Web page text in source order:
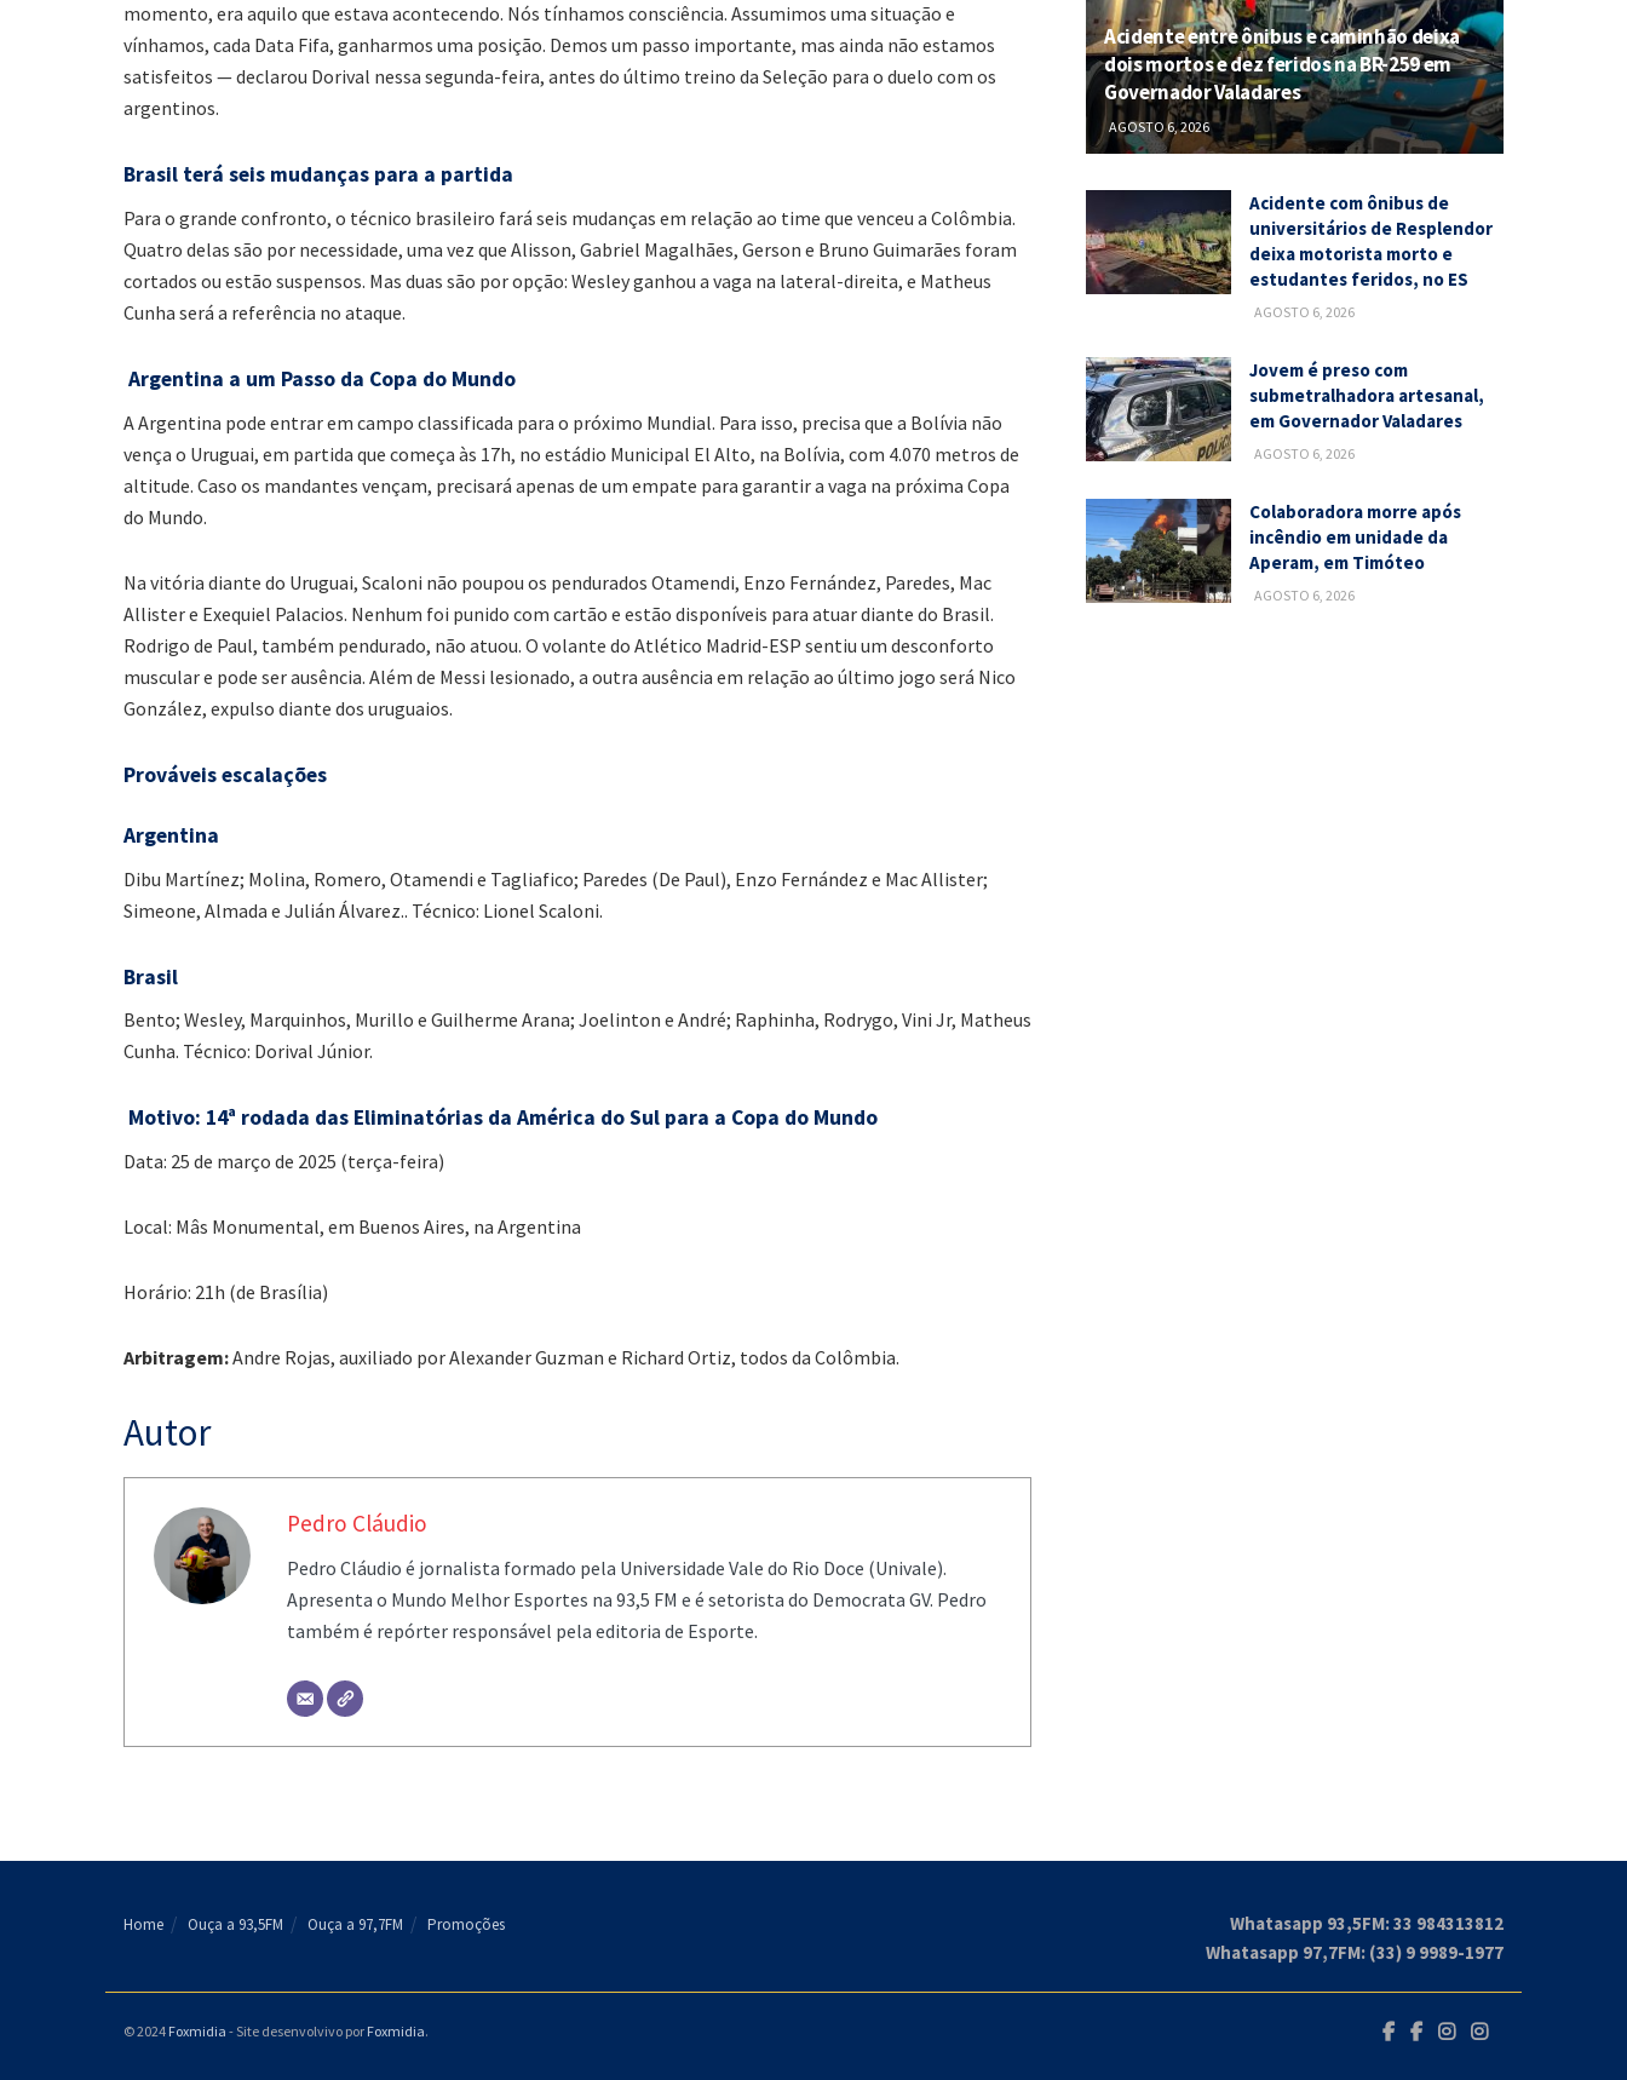
momento, era aquilo que estava acontecendo. Nós tínhamos consciência. Assumimos uma situação e
vínhamos, cada Data Fifa, ganharmos uma posição. Demos um passo importante, mas ainda não estamos
satisfeitos — declarou Dorival nessa segunda-feira, antes do último treino da Seleção para o duelo com os
argentinos.
Brasil terá seis mudanças para a partida
Para o grande confronto, o técnico brasileiro fará seis mudanças em relação ao time que venceu a Colômbia.
Quatro delas são por necessidade, uma vez que Alisson, Gabriel Magalhães, Gerson e Bruno Guimarães foram
cortados ou estão suspensos. Mas duas são por opção: Wesley ganhou a vaga na lateral-direita, e Matheus
Cunha será a referência no ataque.
Argentina a um Passo da Copa do Mundo
A Argentina pode entrar em campo classificada para o próximo Mundial. Para isso, precisa que a Bolívia não
vença o Uruguai, em partida que começa às 17h, no estádio Municipal El Alto, na Bolívia, com 4.070 metros de
altitude. Caso os mandantes vençam, precisará apenas de um empate para garantir a vaga na próxima Copa
do Mundo.
Na vitória diante do Uruguai, Scaloni não poupou os pendurados Otamendi, Enzo Fernández, Paredes, Mac
Allister e Exequiel Palacios. Nenhum foi punido com cartão e estão disponíveis para atuar diante do Brasil.
Rodrigo de Paul, também pendurado, não atuou. O volante do Atlético Madrid-ESP sentiu um desconforto
muscular e pode ser ausência. Além de Messi lesionado, a outra ausência em relação ao último jogo será Nico
González, expulso diante dos uruguaios.
Prováveis escalações
Argentina
Dibu Martínez; Molina, Romero, Otamendi e Tagliafico; Paredes (De Paul), Enzo Fernández e Mac Allister;
Simeone, Almada e Julián Álvarez.. Técnico: Lionel Scaloni.
Brasil
Bento; Wesley, Marquinhos, Murillo e Guilherme Arana; Joelinton e André; Raphinha, Rodrygo, Vini Jr, Matheus
Cunha. Técnico: Dorival Júnior.
Motivo: 14ª rodada das Eliminatórias da América do Sul para a Copa do Mundo
Data: 25 de março de 2025 (terça-feira)
Local: Mâs Monumental, em Buenos Aires, na Argentina
Horário: 21h (de Brasília)
Arbitragem:Andre Rojas, auxiliado por Alexander Guzman e Richard Ortiz, todos da Colômbia.
Autor
Pedro Cláudio
Pedro Cláudio é jornalista formado pela Universidade Vale do Rio Doce (Univale).
Apresenta o Mundo Melhor Esportes na 93,5 FM e é setorista do Democrata GV. Pedro
também é repórter responsável pela editoria de Esporte.
Acidente entre ônibus e caminhão deixa
dois mortos e dez feridos na BR-259 em
Governador Valadares
AGOSTO 6, 2026
Acidente com ônibus de
universitários de Resplendor
deixa motorista morto e
estudantes feridos, no ES
AGOSTO 6, 2026
Jovem é preso com
submetralhadora artesanal,
em Governador Valadares
AGOSTO 6, 2026
Colaboradora morre após
incêndio em unidade da
Aperam, em Timóteo
AGOSTO 6, 2026
Home Ouça a 93,5FM Ouça a 97,7FM Promoções
Whatasapp 93,5FM: 33 984313812
Whatasapp 97,7FM: (33) 9 9989-1977
© 2024 Foxmidia - Site desenvolvivo por Foxmidia.